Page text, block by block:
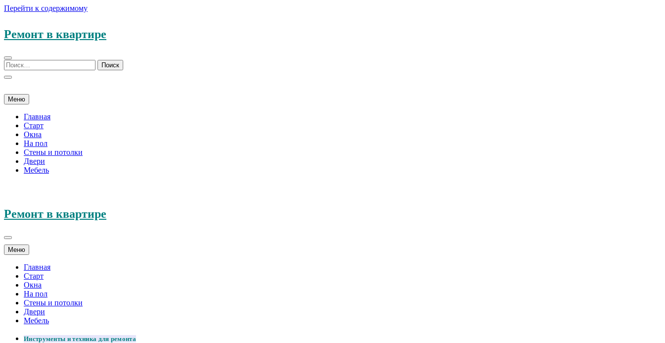
Перейти к содержимому
Ремонт в квартире
Меню
Главная
Старт
Окна
На пол
Стены и потолки
Двери
Мебель
Ремонт в квартире
Меню
Главная
Старт
Окна
На пол
Стены и потолки
Двери
Мебель
Инструменты и техника для ремонта